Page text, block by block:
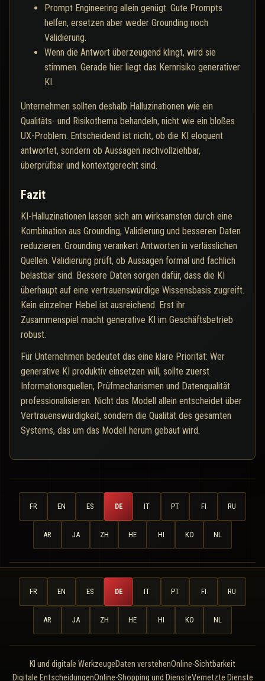
Prompt Engineering allein genügt. Gute Prompts
helfen, ersetzen aber weder Grounding noch
Validierung.
Wenn die Antwort überzeugend klingt, wird sie
stimmen. Gerade hier liegt das Kernrisiko generativer
KI.
Unternehmen sollten deshalb Halluzinationen wie ein
Qualitäts- und Risikothema behandeln, nicht wie ein bloßes
UX-Problem. Entscheidend ist nicht, ob die KI eloquent
antwortet, sondern ob Aussagen nachvollziehbar,
überprüfbar und kontextgerecht sind.
Fazit
KI-Halluzinationen lassen sich am wirksamsten durch eine
Kombination aus Grounding, Validierung und besseren Daten
reduzieren. Grounding verankert Antworten in verlässlichen
Quellen. Validierung prüft, ob Aussagen formal und fachlich
belastbar sind. Bessere Daten sorgen dafür, dass die KI
überhaupt auf eine vertrauenswürdige Wissensbasis zugreift.
Kein einzelner Hebel ist ausreichend. Erst ihr
Zusammenspiel macht generative KI im Geschäftsbetrieb
robust.
Für Unternehmen bedeutet das eine klare Priorität: Wer
generative KI produktiv einsetzen will, sollte zuerst
Informationsquellen, Prüfmechanismen und Datenqualität
professionalisieren. Nicht das Modell allein entscheidet über
Vertrauenswürdigkeit, sondern die Qualität des gesamten
Systems, das um das Modell herum gebaut wird.
FR EN ES DE IT PT FI RU
AR JA ZH HE HI KO NL
FR EN ES DE IT PT FI RU
AR JA ZH HE HI KO NL
KI und digitale WerkzeugeDaten verstehenOnline-Sichtbarkeit
Digitale EntscheidungenOnline-Shopping und DiensteVernetzte Dienste